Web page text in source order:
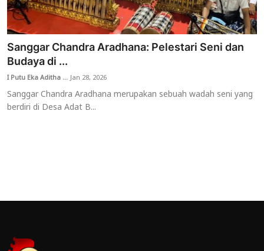
Sanggar Chandra Aradhana: Pelestari Seni dan
Budaya di ...
I Putu Eka Aditha ...Jan 28, 2026
Sanggar Chandra Aradhana merupakan sebuah wadah seni yang
berdiri di Desa Adat B...